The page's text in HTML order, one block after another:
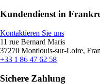
Kundendienst in
Kontaktieren Sie uns
11 rue Bernard Maris
37270 Montlouis-sur-Loire,
+33 1 86 47 62 58
Sichere Zahlung